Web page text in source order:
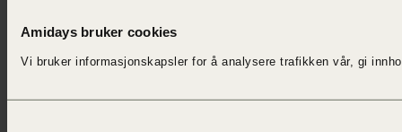
Amidays bruker cookies
Vi bruker informasjonskapsler for å analysere trafikken vår, gi